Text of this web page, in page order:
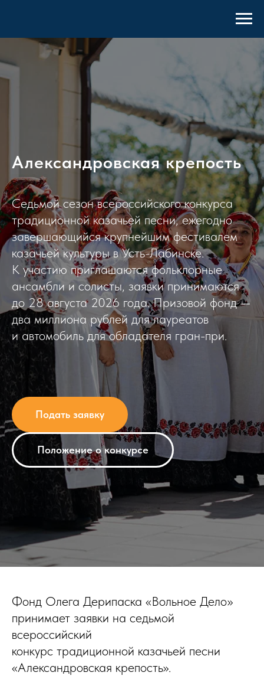
Александровская крепость
Седьмой сезон всероссийского конкурса
традиционной казачьей песни, ежегодно
завершающийся крупнейшим фестивалем
казачьей культуры в Усть-Лабинске.
К участию приглашаются фольклорные
ансамбли и солисты, заявки принимаются
до 28 августа 2026 года. Призовой фонд —
два миллиона рублей для лауреатов
и автомобиль для обладателя гран-при.
Подать заявку
Положение о конкурсе
Фонд Олега Дерипаска «Вольное Дело»
принимает заявки на седьмой
всероссийский
конкурс традиционной казачьей песни
«Александровская крепость».